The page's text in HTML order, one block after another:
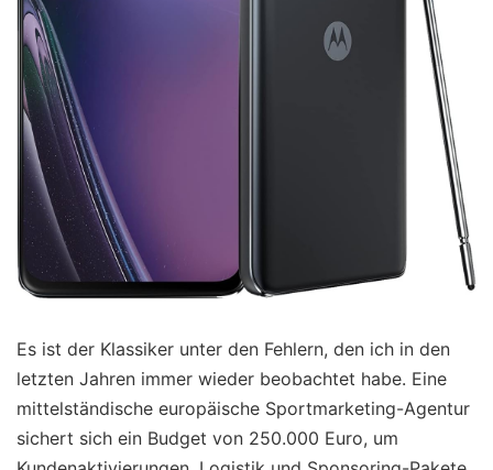
Es ist der Klassiker unter den Fehlern, den ich in den
letzten Jahren immer wieder beobachtet habe. Eine
mittelständische europäische Sportmarketing-Agentur
sichert sich ein Budget von 250.000 Euro, um